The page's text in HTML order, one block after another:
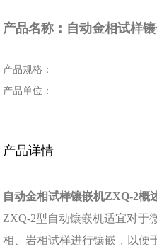
产品名称：自动金相试样
产品规格：
产品单位：
产品详情
自动金相试样镶嵌机ZXQ-2概
ZXQ-2型自动镶嵌机适宜对于
相、岩相试样进行镶嵌，以便